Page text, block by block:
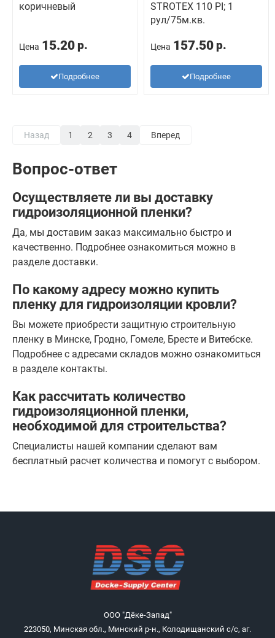
коричневый
Цена 15.20 р.
Подробнее
STROTEX 110 PI; 1
рул/75м.кв.
Цена 157.50 р.
Подробнее
Назад 1 2 3 4 Вперед
Вопрос-ответ
Осуществляете ли вы доставку
гидроизоляционной пленки?
Да, мы доставим заказ максимально быстро и
качественно. Подробнее ознакомиться можно в
разделе доставки.
По какому адресу можно купить
пленку для гидроизоляции кровли?
Вы можете приобрести защитную строительную
пленку в Минске, Гродно, Гомеле, Бресте и Витебске.
Подробнее с адресами складов можно ознакомиться
в разделе контакты.
Как рассчитать количество
гидроизоляционной пленки,
необходимой для строительства?
Специалисты нашей компании сделают вам
бесплатный расчет количества и помогут с выбором.
ООО "Дёке-Запад"
223050, Минская обл., Минский р-н., Колодищанский с/с, аг.